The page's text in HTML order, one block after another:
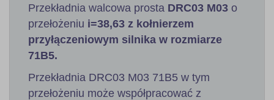
Przekładnia walcowa prosta DRC03 M03 o
przełożeniu i=38,63 z kołnierzem
przyłączeniowym silnika w rozmiarze
71B5.
Przekładnia DRC03 M03 71B5 w tym
przełożeniu może współpracować z